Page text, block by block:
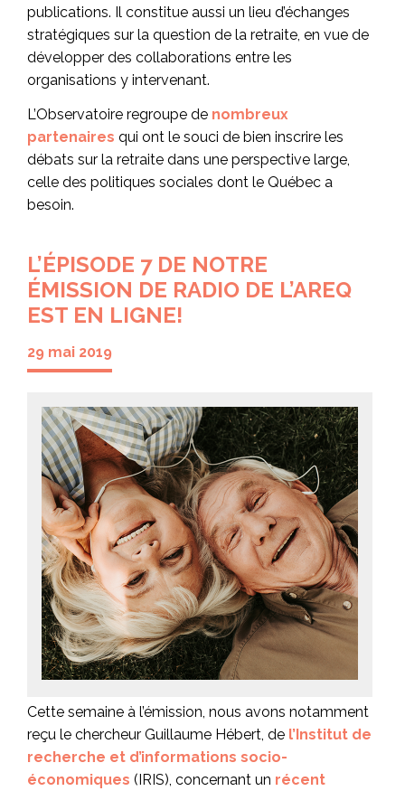
publications. Il constitue aussi un lieu d’échanges
stratégiques sur la question de la retraite, en vue de
développer des collaborations entre les
organisations y intervenant.
L’Observatoire regroupe de nombreux
partenaires qui ont le souci de bien inscrire les
débats sur la retraite dans une perspective large,
celle des politiques sociales dont le Québec a
besoin.
L’ÉPISODE 7 DE NOTRE
ÉMISSION DE RADIO DE L’AREQ
EST EN LIGNE!
29 mai 2019
Cette semaine à l’émission, nous avons notamment
reçu le chercheur Guillaume Hébert, de l’Institut de
recherche et d’informations socio-
économiques (IRIS), concernant un récent